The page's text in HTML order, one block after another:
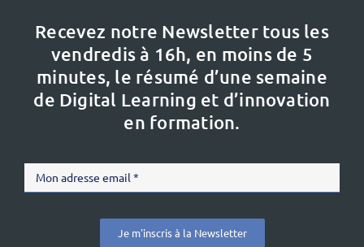
Recevez notre Newsletter tous les
vendredis à 16h, en moins de 5
minutes, le résumé d’une semaine
de Digital Learning et d’innovation
en formation.
Je m'inscris à la Newsletter